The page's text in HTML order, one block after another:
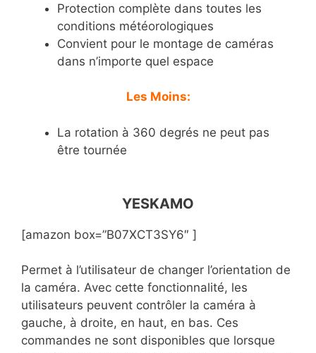
Protection complète dans toutes les
conditions météorologiques
Convient pour le montage de caméras
dans n’importe quel espace
Les Moins:
La rotation à 360 degrés ne peut pas
être tournée
YESKAMO
[amazon box=”B07XCT3SY6″ ]
Permet à l’utilisateur de changer l’orientation de
la caméra. Avec cette fonctionnalité, les
utilisateurs peuvent contrôler la caméra à
gauche, à droite, en haut, en bas. Ces
commandes ne sont disponibles que lorsque